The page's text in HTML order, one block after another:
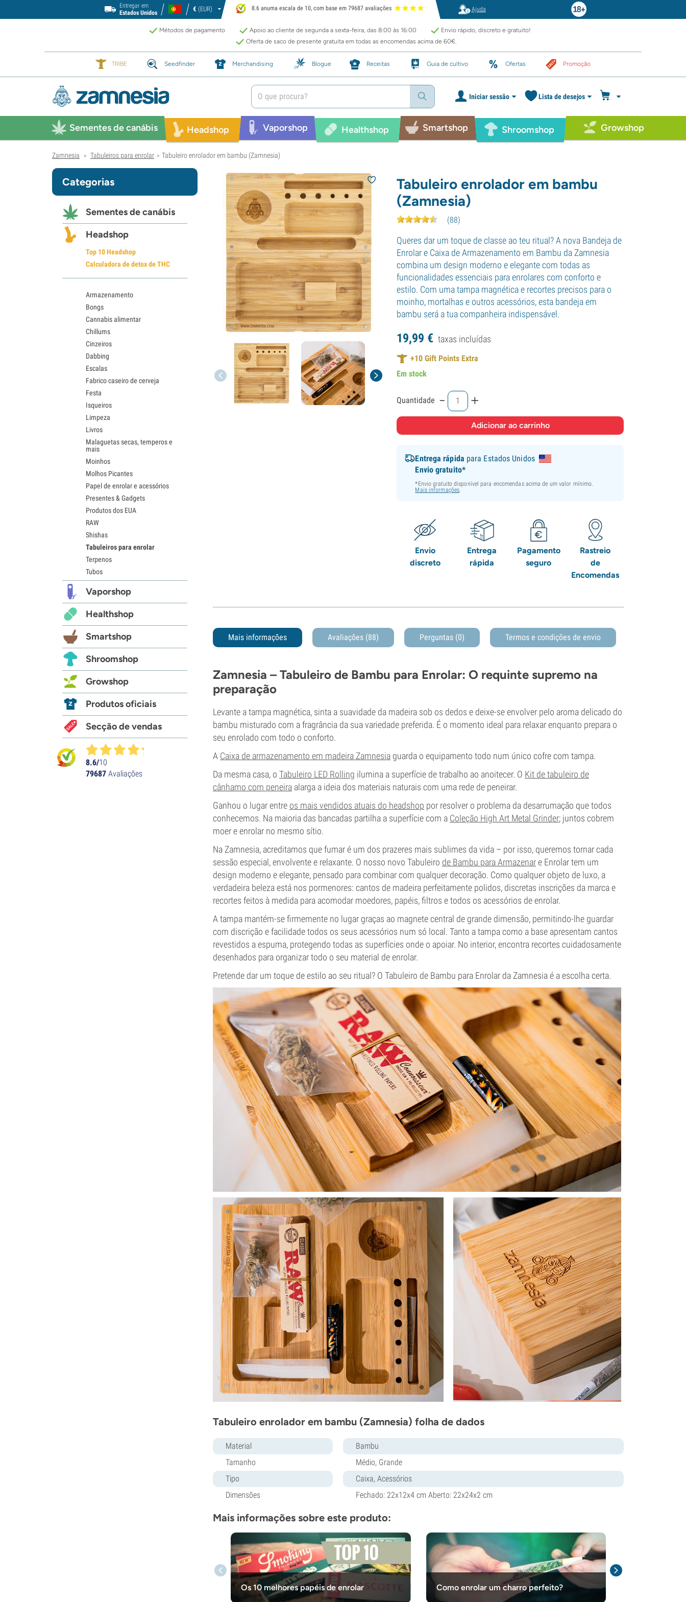
Entregar em
Estados Unidos
€ (EUR) 8.6 anuma escala de 10, com base em 79687 avaliações Ajuda
Métodos de pagamento Apoio ao cliente de segunda a sexta-feira, das 8:00 às 16:00
Envio rápido, discreto e gratuito!
Oferta de saco de presente gratuita em todas as encomendas acima de 60€.
TRIBE Seedfinder Merchandising Blogue Receitas Guia de cultivo Ofertas Promoção
Iniciar sessão Lista de desejos
Sementes de canábis Headshop Vaporshop Healthshop Smartshop Shroomshop Growshop
Zamnesia > Tabuleiros para enrolar > Tabuleiro enrolador em bambu (Zamnesia)
Tabuleiro enrolador em bambu
(Zamnesia)
(88)
Queres dar um toque de classe ao teu ritual? A nova Bandeja de
Enrolar e Caixa de Armazenamento em Bambu da Zamnesia
combina um design moderno e elegante com todas as
funcionalidades essenciais para enrolares com conforto e
estilo. Com uma tampa magnética e recortes precisos para o
moinho, mortalhas e outros acessórios, esta bandeja em
bambu será a tua companheira indispensável.
19,99 € taxas incluídas
+10 Gift Points Extra
Em stock
Quantidade - +
Entrega rápida para Estados Unidos
Envio gratuito*
*Envio gratuito disponível para encomendas acima de um valor mínimo.
Mais informações
Envio
discreto
Entrega
rápida
Pagamento
seguro
Rastreio
de
Encomendas
Mais informações Avaliações (88) Perguntas (0) Termos e condições de envio
Zamnesia – Tabuleiro de Bambu para Enrolar: O requinte supremo na
preparação
Levante a tampa magnética, sinta a suavidade da madeira sob os dedos e deixe-se envolver pelo aroma delicado do
bambu misturado com a fragrância da sua variedade preferida. É o momento ideal para relaxar enquanto prepara o
seu enrolado com todo o conforto.
A Caixa de armazenamento em madeira Zamnesia guarda o equipamento todo num único cofre com tampa.
Da mesma casa, o Tabuleiro LED Rolling ilumina a superfície de trabalho ao anoitecer. O Kit de tabuleiro de
cânhamo com peneira alarga a ideia dos materiais naturais com uma rede de peneirar.
Ganhou o lugar entre os mais vendidos atuais do headshop por resolver o problema da desarrumação que todos
conhecemos. Na maioria das bancadas partilha a superfície com a Coleção High Art Metal Grinder; juntos cobrem
moer e enrolar no mesmo sítio.
Na Zamnesia, acreditamos que fumar é um dos prazeres mais sublimes da vida – por isso, queremos tornar cada
sessão especial, envolvente e relaxante. O nosso novo Tabuleiro de Bambu para Armazenare Enrolar tem um
design moderno e elegante, pensado para combinar com qualquer decoração. Como qualquer objeto de luxo, a
verdadeira beleza está nos pormenores: cantos de madeira perfeitamente polidos, discretas inscrições da marca e
recortes feitos à medida para acomodar moedores, papéis, filtros e todos os acessórios de enrolar.
A tampa mantém-se firmemente no lugar graças ao magnete central de grande dimensão, permitindo-lhe guardar
com discrição e facilidade todos os seus acessórios num só local. Tanto a tampa como a base apresentam cantos
revestidos a espuma, protegendo todas as superfícies onde o apoiar. No interior, encontra recortes cuidadosamente
desenhados para organizar todo o seu material de enrolar.
Pretende dar um toque de estilo ao seu ritual? O Tabuleiro de Bambu para Enrolar da Zamnesia é a escolha certa.
Tabuleiro enrolador em bambu (Zamnesia) folha de dados
Material
Bambu
Tamanho
Médio, Grande
Tipo
Caixa, Acessórios
Dimensões
Fechado: 22x12x4 cm Aberto: 22x24x2 cm
Mais informações sobre este produto:
Os 10 melhores papéis de enrolar Como enrolar um charro perfeito?
Categorias
Sementes de canábis
Headshop
Top 10 Headshop
Calculadora de detox de THC
Armazenamento
Bongs
Cannabis alimentar
Chillums
Cinzeiros
Dabbing
Escalas
Fabrico caseiro de cerveja
Festa
Isqueiros
Limpeza
Livros
Malaguetas secas, temperos e
mais
Moinhos
Molhos Picantes
Papel de enrolar e acessórios
Presentes & Gadgets
Produtos dos EUA
RAW
Shishas
Tabuleiros para enrolar
Terpenos
Tubos
Vaporshop
Healthshop
Smartshop
Shroomshop
Growshop
Produtos oficiais
Secção de vendas
8.6/10
79687 Avaliações